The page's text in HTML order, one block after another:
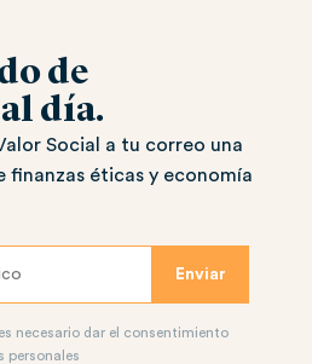
de
día.
Social a tu correo una
finanzas éticas y economía
necesario dar el consentimiento
personales